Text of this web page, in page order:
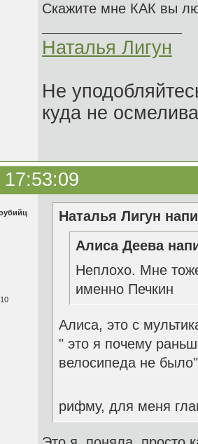
Скажите мне КАК вы
Наталья Лигун
Не
куда не
Наталья Лигун
Алиса Деева
Неплохо. Мне
именно Печкин
Алиса, это с
" это я почему
велосипеда не
рифму, для меня